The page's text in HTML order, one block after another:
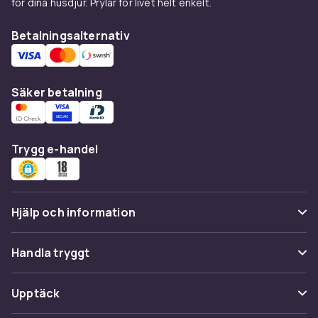
Betalningsalternativ
Säker betalning
Trygg e-handel
Hjälp och information
Vanliga frågor
Spåra paket
Ångra & Returnera här
Handla tryggt
Betalning
Upptäck